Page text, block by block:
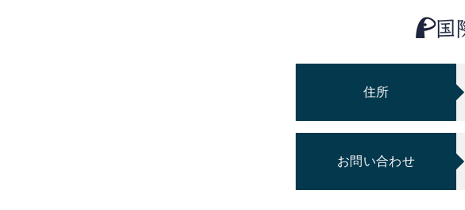
住所
お問い合わせ